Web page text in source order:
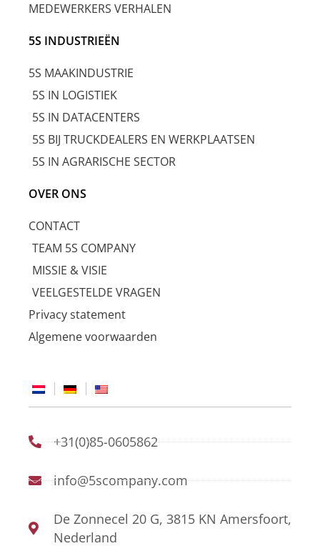
MEDEWERKERS VERHALEN
5S INDUSTRIEËN
5S MAAKINDUSTRIE
5S IN LOGISTIEK
5S IN DATACENTERS
5S BIJ TRUCKDEALERS EN WERKPLAATSEN
5S IN AGRARISCHE SECTOR
OVER ONS
CONTACT
TEAM 5S COMPANY
MISSIE & VISIE
VEELGESTELDE VRAGEN
Privacy statement
Algemene voorwaarden
+31(0)85-0605862
info@5scompany.com
De Zonnecel 20 G, 3815 KN Amersfoort,
Nederland